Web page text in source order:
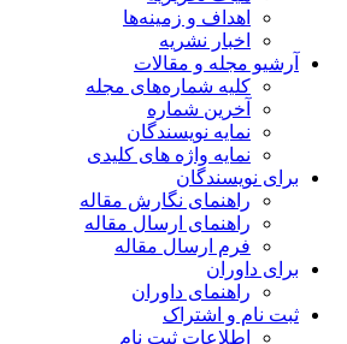
اهداف و زمینه‌ها
اخبار نشریه
آرشیو مجله و مقالات
کلیه شماره‌های مجله
آخرین شماره
نمایه نویسندگان
نمایه واژه های کلیدی
برای نویسندگان
راهنمای نگارش مقاله
راهنمای ارسال مقاله
فرم ارسال مقاله
برای داوران
راهنمای داوران
ثبت نام و اشتراک
اطلاعات ثبت نام